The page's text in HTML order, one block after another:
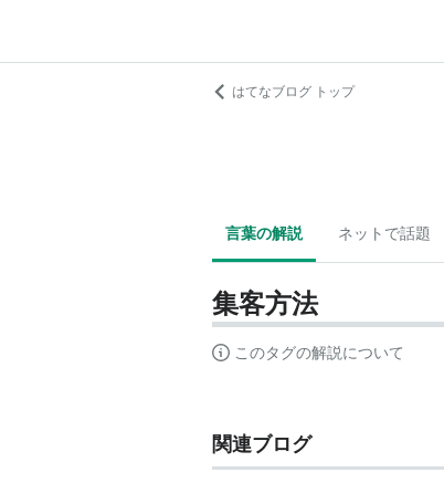
はてなブログ トップ
言葉の解説 ネットで話題
集客方法
このタグの解説について
関連ブログ